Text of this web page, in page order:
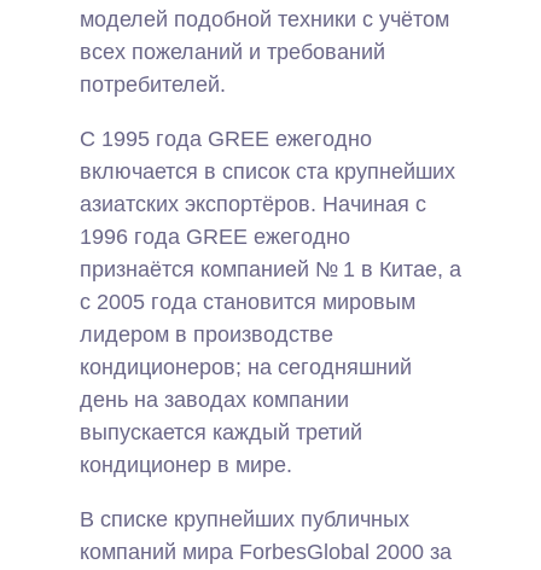
моделей подобной техники с учётом
всех пожеланий и требований
потребителей.
С 1995 года GREE ежегодно
включается в список ста крупнейших
азиатских экспортёров. Начиная с
1996 года GREE ежегодно
признаётся компанией № 1 в Китае, а
с 2005 года становится мировым
лидером в производстве
кондиционеров; на сегодняшний
день на заводах компании
выпускается каждый третий
кондиционер в мире.
В списке крупнейших публичных
компаний мира ForbesGlobal 2000 за